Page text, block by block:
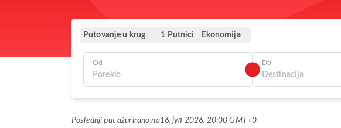
Putovanje u krug 1 Putnici Ekonomija
Od Do
Poslednji put ažurirano na16. јул 2026. 20:00 GMT+0